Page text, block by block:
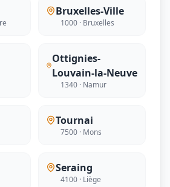
Bruxelles-Ville
1000 · Bruxelles
Ottignies-
Louvain-la-Neuve
1340 · Namur
Tournai
7500 · Mons
Seraing
4100 · Liège